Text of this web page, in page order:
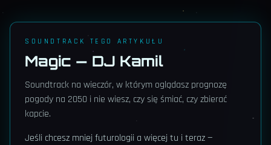
SOUNDTRACK TEGO ARTYKUŁU
Magic — DJ Kamil
Soundtrack na wieczór, w którym oglądasz prognozę
pogody na 2050 i nie wiesz, czy się śmiać, czy zbierać
kapcie.
Jeśli chcesz mniej futurologii a więcej tu i teraz —